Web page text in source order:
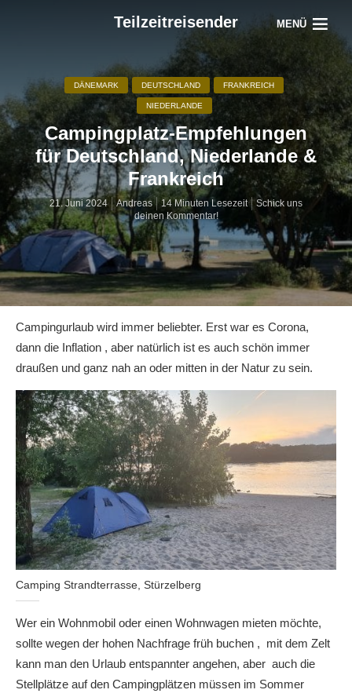
Teilzeitreisender MENÜ
DÄNEMARK DEUTSCHLAND FRANKREICH
NIEDERLANDE
Campingplatz-Empfehlungen
für Deutschland, Niederlande &
Frankreich
21. Juni 2024 Andreas 14 Minuten Lesezeit
Schick uns
deinen Kommentar!
Campingurlaub wird immer beliebter. Erst war es Corona,
dann die Inflation , aber natürlich ist es auch schön immer
draußen und ganz nah an oder mitten in der Natur zu sein.
Camping Strandterrasse, Stürzelberg
Wer ein Wohnmobil oder einen Wohnwagen mieten möchte,
sollte wegen der hohen Nachfrage früh buchen , mit dem Zelt
kann man den Urlaub entspannter angehen, aber auch die
Stellplätze auf den Campingplätzen müssen im Sommer